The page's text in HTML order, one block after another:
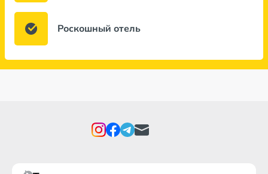
Роскошный отель